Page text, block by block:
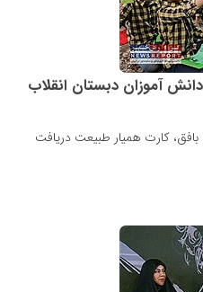
آموزان دبستان انقلاب
بافق، کارت همیار طبیعت دریافت